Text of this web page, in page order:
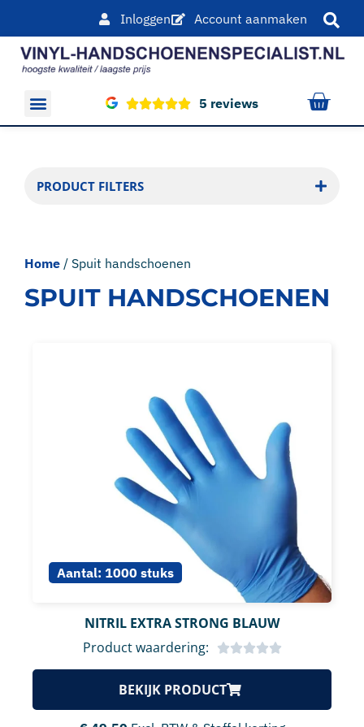
Inloggen Account aanmaken
5 reviews
PRODUCT FILTERS
Home / Spuit handschoenen
SPUIT HANDSCHOENEN
Aantal: 1000 stuks
NITRIL EXTRA STRONG BLAUW
Product waardering:
BEKIJK PRODUCT